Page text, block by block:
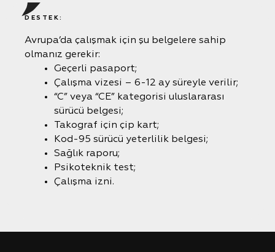
DESTEK:
Avrupa’da çalışmak için şu belgelere sahip
olmanız gerekir:
Geçerli pasaport;
Çalışma vizesi – 6-12 ay süreyle verilir;
“C” veya “CE” kategorisi uluslararası
sürücü belgesi;
Takograf için çip kart;
Kod-95 sürücü yeterlilik belgesi;
Sağlık raporu;
Psikoteknik test;
Çalışma izni.